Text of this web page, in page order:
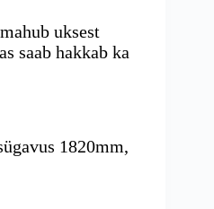
uksest
saab hakkab ka
1820mm,